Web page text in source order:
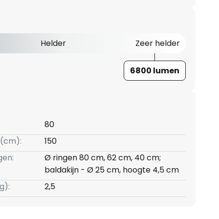
Helder Zeer helder
6800 lumen
80
150
Ø ringen 80 cm, 62 cm, 40 cm;
baldakijn - Ø 25 cm, hoogte 4,5 cm
2,5